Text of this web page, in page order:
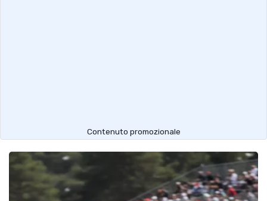
Contenuto promozionale